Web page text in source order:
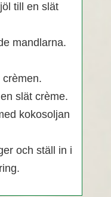
till en slät
mandlarna.
slät crème.
kokosoljan
och ställ in i